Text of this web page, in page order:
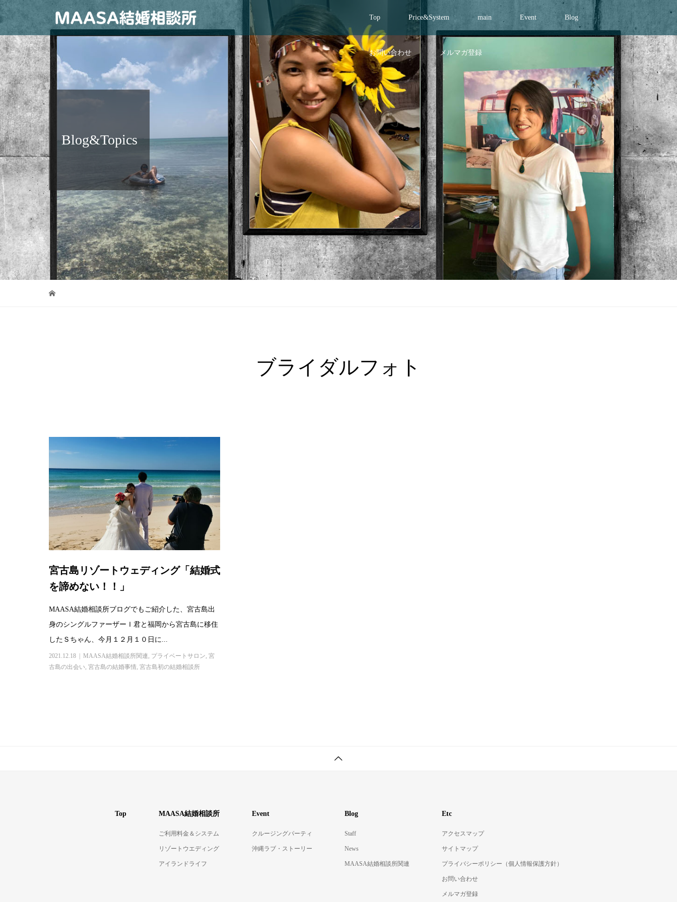
Top Price&System main Event Blog
お問い合わせ メルマガ登録
Blog&Topics
ブライダルフォト
宮古島リゾートウェディング「結婚式
を諦めない！！」
MAASA結婚相談所ブログでもご紹介した、宮古島出
身のシングルファーザーＩ君と福岡から宮古島に移住
したＳちゃん、今月１２月１０日に...
2021.12.18 MAASA結婚相談所関連 プライベートサロン 宮
古島の出会い 宮古島の結婚事情 宮古島初の結婚相談所
Top MAASA結婚相談所
ご利用料金＆システム
リゾートウエディング
アイランドライフ
Event
クルージングパーティ
沖縄ラブ・ストーリー
Blog
Staff
News
MAASA結婚相談所関連
Etc
アクセスマップ
サイトマップ
プライバシーポリシー（個人情報保護方針）
お問い合わせ
メルマガ登録